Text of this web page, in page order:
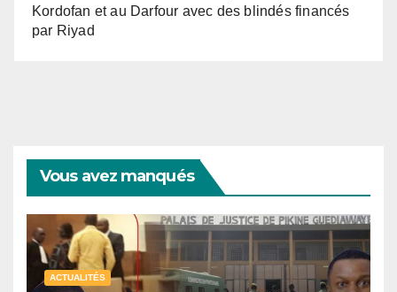
Kordofan et au Darfour avec des blindés financés
par Riyad
Vous avez manqués
ACTUALITÉS